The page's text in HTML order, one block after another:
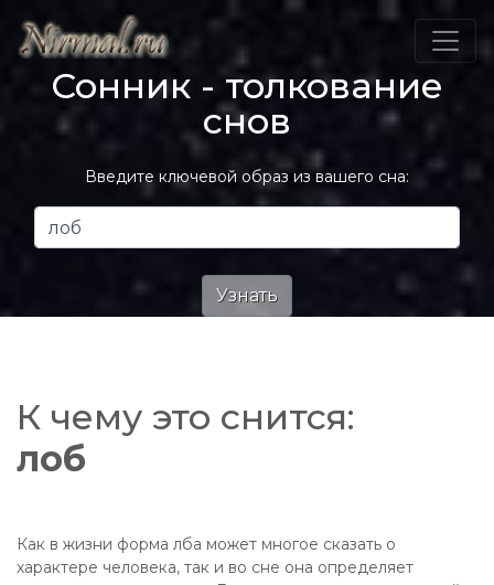
Сонник - толкование
снов
Введите ключевой образ из вашего сна:
К чему это снится:
лоб
Как в жизни форма лба может многое сказать о
характере человека, так и во сне она определяет